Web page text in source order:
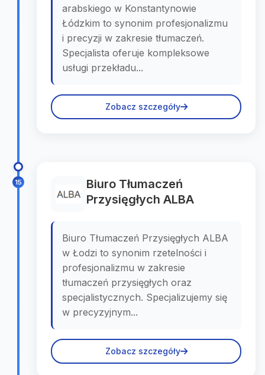
arabskiego w Konstantynowie
Łódzkim to synonim profesjonalizmu
i precyzji w zakresie tłumaczeń.
Specjalista oferuje kompleksowe
usługi przekładu...
Zobacz szczegóły
15
Biuro Tłumaczeń
Przysięgłych ALBA
Biuro Tłumaczeń Przysięgłych ALBA
w Łodzi to synonim rzetelności i
profesjonalizmu w zakresie
tłumaczeń przysięgłych oraz
specjalistycznych. Specjalizujemy się
w precyzyjnym...
Zobacz szczegóły